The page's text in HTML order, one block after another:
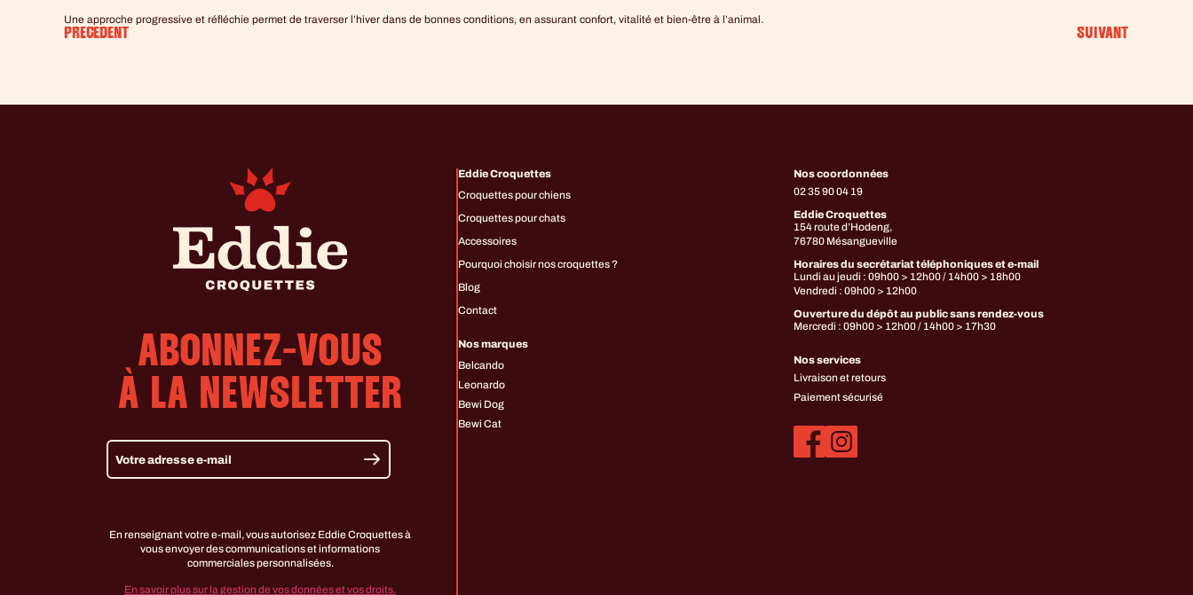
Une approche progressive et réfléchie permet de traverser l’hiver dans de bonnes conditions, en assurant confort, vitalité et bien-être à l’animal.
PRÉCÉDENT SUIVANT
ABONNEZ-VOUS
À LA NEWSLETTER
En renseignant votre e-mail, vous autorisez Eddie Croquettes à
vous envoyer des communications et informations
commerciales personnalisées.
En savoir plus sur la gestion de vos données et vos droits.
Eddie Croquettes
Croquettes pour chiens
Croquettes pour chats
Accessoires
Pourquoi choisir nos croquettes ?
Blog
Contact
Nos marques
Belcando
Leonardo
Bewi Dog
Bewi Cat
Nos coordonnées
02 35 90 04 19
Eddie Croquettes
154 route d’Hodeng,
76780 Mésangueville
Horaires du secrétariat téléphoniques et e-mail
Lundi au jeudi : 09h00 > 12h00 / 14h00 > 18h00
Vendredi : 09h00 > 12h00
Ouverture du dépôt au public sans rendez-vous
Mercredi : 09h00 > 12h00 / 14h00 > 17h30
Nos services
Livraison et retours
Paiement sécurisé